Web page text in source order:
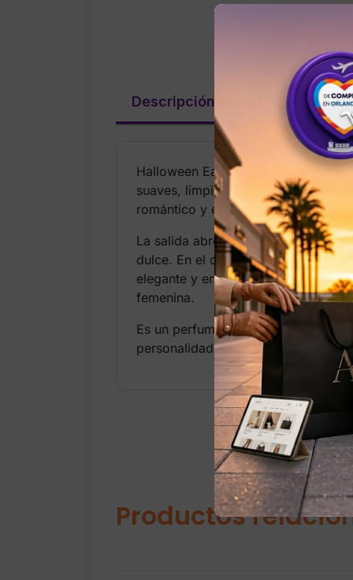
Descripción Valoraciones
Halloween Eau de Toilette es una
suaves, limpios y con un toque
romántico y etéreo.
La salida abre con notas frescas
dulce. En el corazón, las flores
elegante y envolvente. El fondo
femenina.
Es un perfume ideal para uso
personalidad. Halloween no solo
Productos